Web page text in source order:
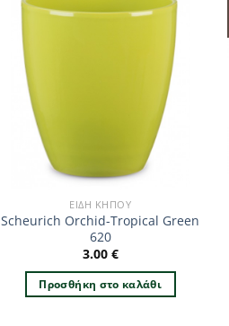
ΕΊΔΗ ΚΉΠΟΥ
Scheurich Orchid-Tropical Green
620
3.00 €
Προσθήκη στο καλάθι